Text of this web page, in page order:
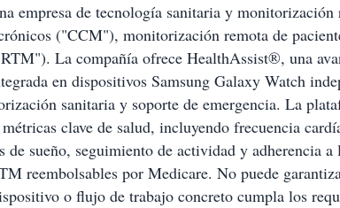
empresa de tecnología sanitaria y monitorización
("CCM"), monitorización remota de
La compañía ofrece HealthAssist®, una
en dispositivos Samsung Galaxy Watch
sanitaria y soporte de emergencia. La
clave de salud, incluyendo frecuencia
de sueño, seguimiento de actividad y adherencia
reembolsables por Medicare. No puede
o flujo de trabajo concreto cumpla los